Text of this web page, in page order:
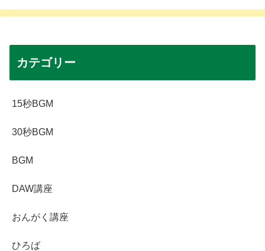
カテゴリー
15秒BGM
30秒BGM
BGM
DAW講座
おんがく講座
ひろば